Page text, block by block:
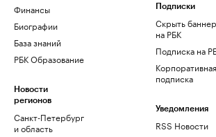
Финансы
Биографии
База знаний
РБК Образование
Новости
регионов
Санкт-Петербург
и область
Подписки
Скрыть
на РБК
Подписка на
Корпоративная
подписка
Уведомления
RSS Новости